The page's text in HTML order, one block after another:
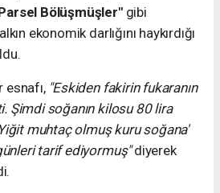
Bölüşmüşler"gibi
ekonomik darlığını haykırdığı
esnafı, "Eskiden fakirin fukaranın
Şimdi soğanın kilosu 80 lira
muhtaç olmuş kuru soğana'
tarif ediyormuş"diyerek